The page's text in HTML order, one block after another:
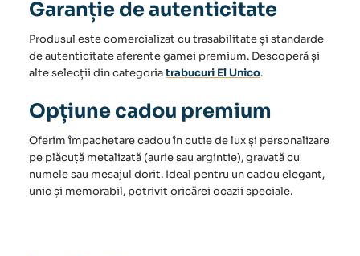
Garanție de autenticitate
Produsul este comercializat cu trasabilitate și standarde
de autenticitate aferente gamei premium. Descoperă și
alte selecții din categoriatrabucuri El Unico.
Opțiune cadou premium
Oferim împachetare cadou în cutie de lux și personalizare
pe plăcuță metalizată (aurie sau argintie), gravată cu
numele sau mesajul dorit. Ideal pentru un cadou elegant,
unic și memorabil, potrivit oricărei ocazii speciale.